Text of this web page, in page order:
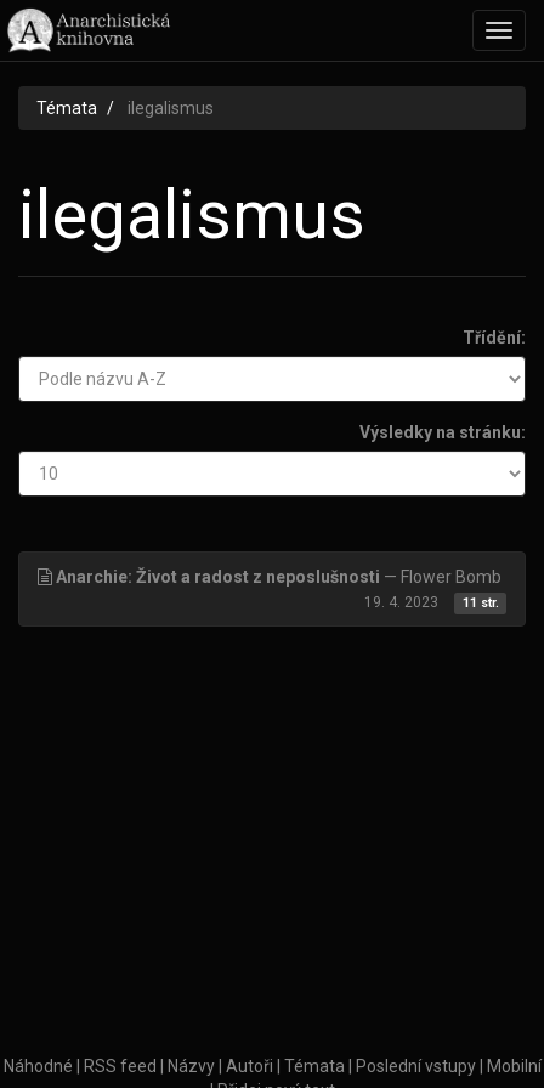
Témata ilegalismus
ilegalismus
Třídění:
Výsledky na stránku:
Anarchie: Život a radost z neposlušnosti — Flower Bomb
19. 4. 2023 11 str.
Náhodné RSS feed Názvy Autoři Témata Poslední vstupy
Mobilní